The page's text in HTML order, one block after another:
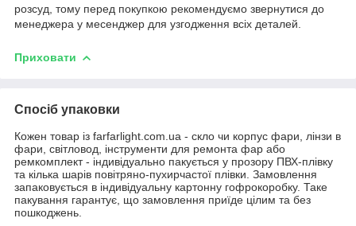
розсуд, тому перед покупкою рекомендуємо звернутися до
менеджера у месенджер для узгодження всіх деталей.
Приховати
Спосіб упаковки
Кожен товар із farfarlight.com.ua - скло чи корпус фари, лінзи в
фари, світловод, інструменти для ремонта фар або
ремкомплект - індивідуально пакується у прозору ПВХ-плівку
та кілька шарів повітряно-пухирчастої плівки. Замовлення
запаковується в індивідуальну картонну гофрокоробку. Таке
пакування гарантує, що замовлення приїде цілим та без
пошкоджень.